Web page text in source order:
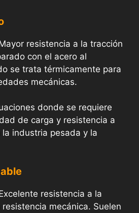
resistencia a la tracción
con el acero al
se trata térmicamente para
mecánicas.
donde se requiere
de carga y resistencia a
industria pesada y la
resistencia a la
mecánica. Suelen